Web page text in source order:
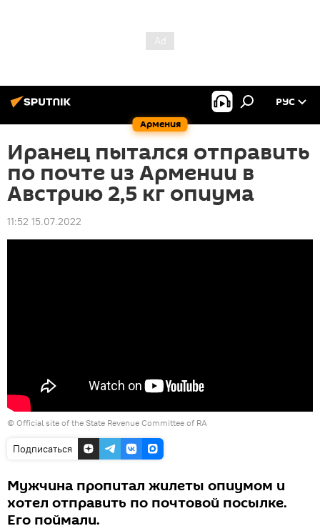
Армения
РУС
Иранец пытался отправить
по почте из Армении в
Австрию 2,5 кг опиума
11:52 15.07.2022
© Official site of the State Revenue Committee of RA
Подписаться
Мужчина пропитал жилеты опиумом и
хотел отправить по почтовой посылке.
Его поймали.